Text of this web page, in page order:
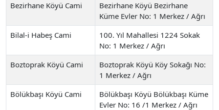
Bezirhane Köyü Cami
Bezirhane Köyü Bezirhane
Küme Evler No: 1 Merkez / Ağrı
Bilal-i Habeş Cami
100. Yıl Mahallesi 1224 Sokak
No: 1 Merkez / Ağrı
Boztoprak Köyü Cami
Boztoprak Köyü Köy Sokağı No:
1 Merkez / Ağrı
Bölükbaşı Köyü Cami
Bölükbaşı Köyü Bölükbaşı Küme
Evler No: 16 /1 Merkez / Ağrı